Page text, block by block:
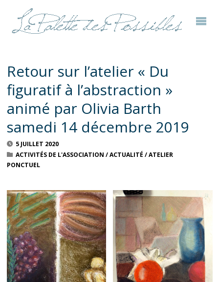
Retour sur l’atelier « Du
figuratif à l’abstraction »
animé par Olivia Barth
samedi 14 décembre 2019
5 JUILLET 2020
ACTIVITÉS DE L'ASSOCIATION /ACTUALITÉ /ATELIER
PONCTUEL